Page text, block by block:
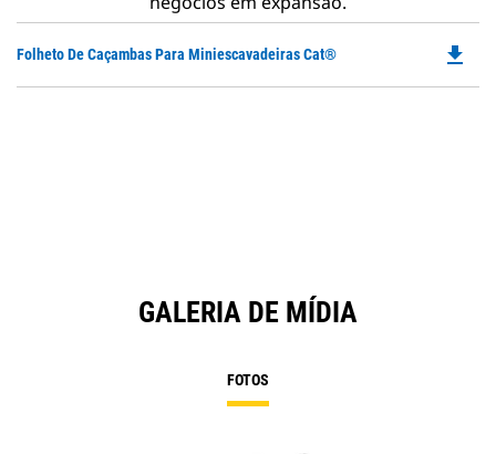
Folheto De Caçambas Para Miniescavadeiras Cat® file_download
GALERIA DE MÍDIA
FOTOS